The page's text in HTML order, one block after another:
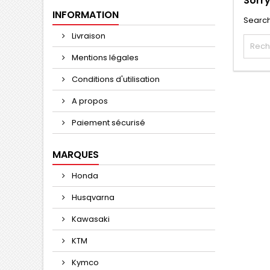
INFORMATION
Livraison
Mentions légales
Conditions d'utilisation
A propos
Paiement sécurisé
MARQUES
Honda
Husqvarna
Kawasaki
KTM
Kymco